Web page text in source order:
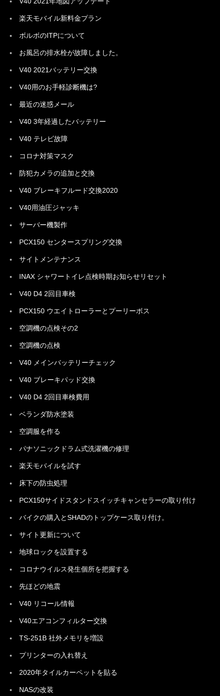
楽天モバイル新料金プラン
ボルボのITPについて
お風呂の排水栓が故障しました。
V40 2021バッテリー交換
V40用のお手軽診断機は?
最近の迷惑メール
V40 3年経過したバッテリー
V40 テレビ故障
コロナ対策マスク
防犯カメラの追加と交換
V40 ブレーキフルード交換2020
V40用油圧ジャッキ
サーバー機製作
PCX150 センタースプリング交換
サイトメンテナンス
INAX シャワートイレ点検時期お知らせリセット
V40 D4 2回目車検
PCX150 ウエイトローラーとプーリーボス
空調機の点検その2
空調機の点検
V40 メインバッテリーチェック
V40 ブレーキパッド交換
V40 D4 2回目車検費用
ベランダ防水塗装
空調服を作る
パナソニックドラム式洗濯機の修理
楽天モバイルを試す
床下の防虫処理
PCX150サイドスタンドスイッチキャンセラーの取り付け
バイクの購入とSHADのトップケース取り付け。
サイト更新について
地球ロックを設置する
コロナウイルス発生個所を把握する
先ほどの地震
V40 リコール情報
V40エアコンフィルター交換
TS-251B 社外メモリを増設
プリンターの入れ替え
2020年タイルカーペットを貼る
NASの改装